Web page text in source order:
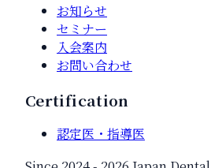
お知らせ
セミナー
入会案内
お問い合わせ
Certification
認定医・指導医